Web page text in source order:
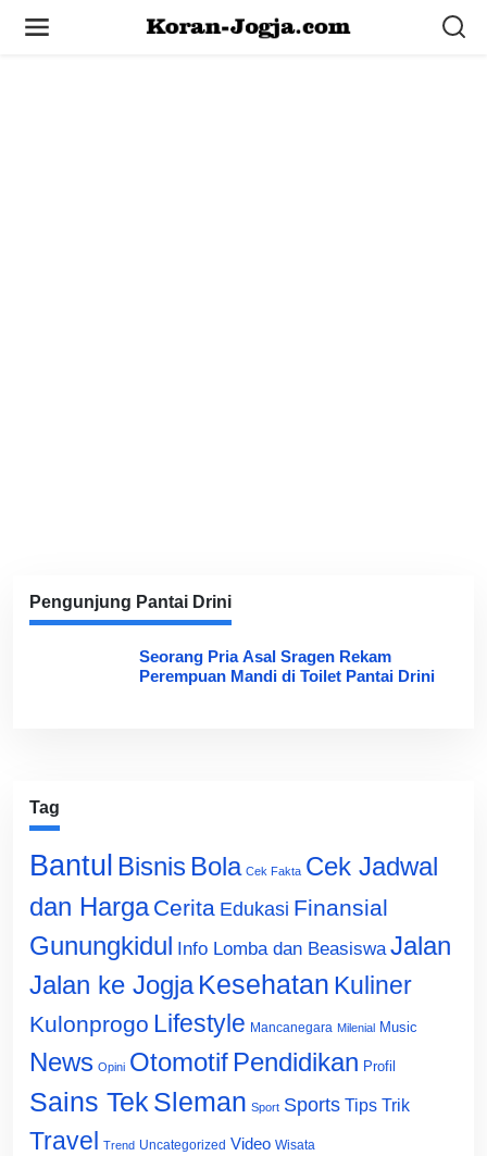
Pengunjung Pantai Drini
Seorang Pria Asal Sragen Rekam
Perempuan Mandi di Toilet Pantai Drini
Tag
Bantul Bisnis Bola Cek Fakta Cek Jadwal
dan Harga Cerita Edukasi Finansial
Gunungkidul Info Lomba dan Beasiswa Jalan
Jalan ke Jogja Kesehatan Kuliner
Kulonprogo Lifestyle Mancanegara Milenial Music
News Opini Otomotif Pendidikan Profil
Sains Tek Sleman Sport Sports Tips Trik
Travel Trend Uncategorized Video Wisata